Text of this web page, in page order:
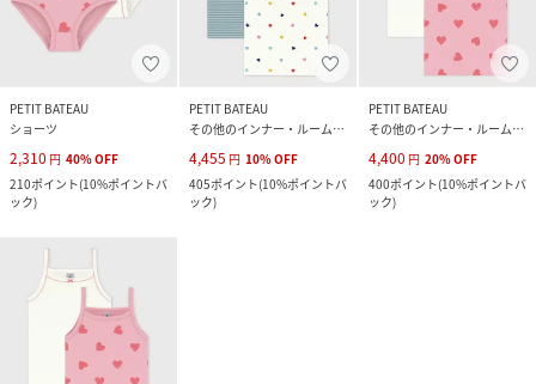
PETIT BATEAU
ショーツ
2,310 円 40%OFF
210ポイント(10%ポイントバ
ック)
PETIT BATEAU
その他のインナー・ルームウェア
4,455 円 10%OFF
405ポイント(10%ポイントバ
ック)
PETIT BATEAU
その他のインナー・ルームウェア
4,400 円 20%OFF
400ポイント(10%ポイントバ
ック)